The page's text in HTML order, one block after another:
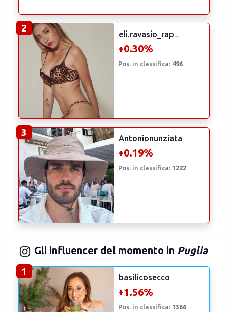
2
eli.ravasio_rap...
+0.30%
Pos. in classifica:
3
Antonionunziata
+0.19%
Pos. in classifica:
1
basilicosecco
+1.56%
Pos. in classifica: